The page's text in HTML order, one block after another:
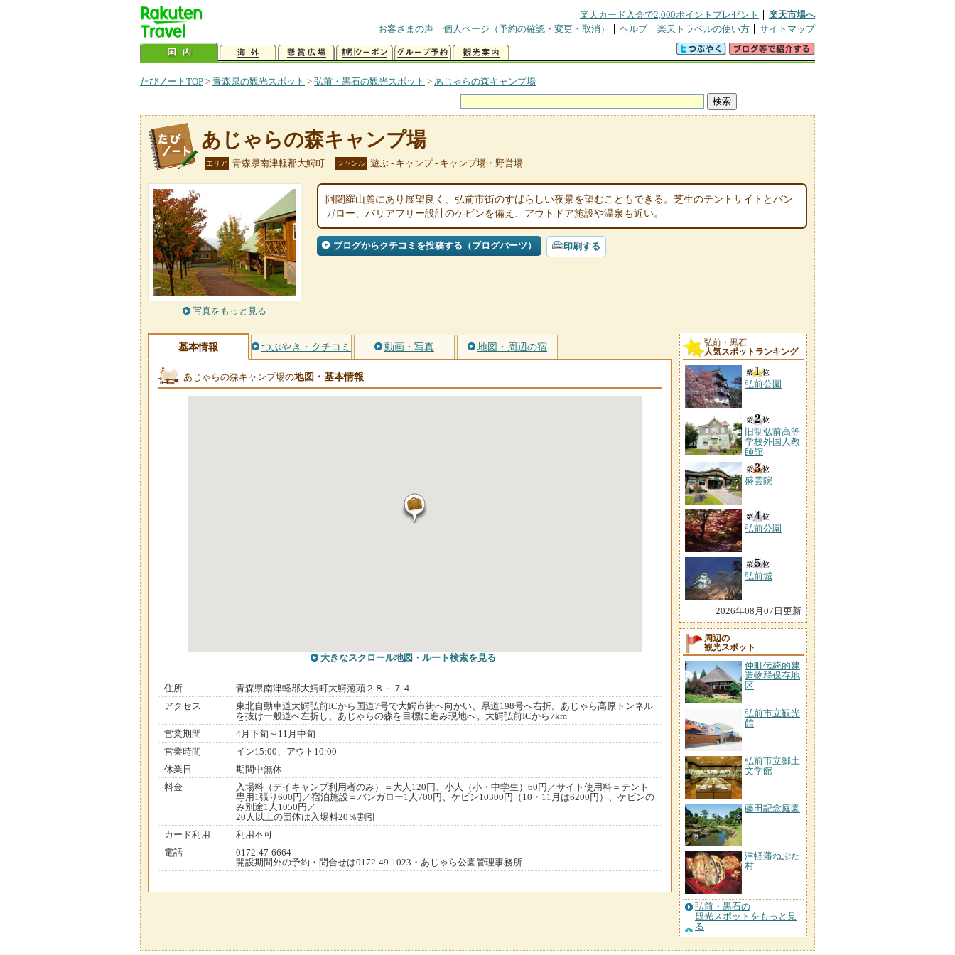
楽天カード入会で2,000ポイントプレゼント
楽天市場へ
お客さまの声
個人ページ（予約の確認・変更・取消） ヘルプ 楽天トラベルの使い方 サイトマップ
たびノートTOP > 青森県の観光スポット > 弘前・黒石の観光スポット > あじゃらの森キャンプ場
あじゃらの森キャンプ場
エリア 青森県南津軽郡大鰐町 ジャンル 遊ぶ - キャンプ - キャンプ場・野営場
写真をもっと見る
阿闍羅山麓にあり展望良く、弘前市街のすばらしい夜景を望むこともできる。芝生のテントサイトとバン
ガロー、バリアフリー設計のケビンを備え、アウトドア施設や温泉も近い。
ブログからクチコミを投稿する（ブログパーツ） 印刷する
基本情報 つぶやき・クチコミ 動画・写真 地図・周辺の宿
あじゃらの森キャンプ場の地図・基本情報
大きなスクロール地図 ・ルート検索を見る
住所
青森県南津軽郡大鰐町大鰐萢頭２８－７４
アクセス
東北自動車道大鰐弘前ICから国道7号で大鰐市街へ向かい、県道198号へ右折。あじゃら高原トンネル
を抜け一般道へ左折し、あじゃらの森を目標に進み現地へ。大鰐弘前ICから7km
営業期間
4月下旬～11月中旬
営業時間
イン15:00、アウト10:00
休業日
期間中無休
料金
入場料（デイキャンプ利用者のみ）＝大人120円、小人（小・中学生）60円／サイト使用料＝テント
専用1張り600円／宿泊施設＝バンガロー1人700円、ケビン10300円（10・11月は6200円）、ケビンの
み別途1人1050円／
20人以上の団体は入場料20％割引
カード利用
利用不可
電話
0172-47-6664
開設期間外の予約・問合せは0172-49-1023・あじゃら公園管理事務所
弘前・黒石
人気スポットランキング
弘前公園
旧制弘前高等
学校外国人教
師館
盛雲院
弘前公園
弘前城
2026年08月07日更新
周辺の
観光スポット
仲町伝統的建
造物群保存地
区
弘前市立観光
館
弘前市立郷土
文学館
藤田記念庭園
津軽藩ねぷた
村
弘前・黒石の
観光スポットをもっと見
る